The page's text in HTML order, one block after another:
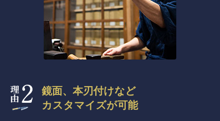
鏡面、本刃付けなど
カスタマイズが可能